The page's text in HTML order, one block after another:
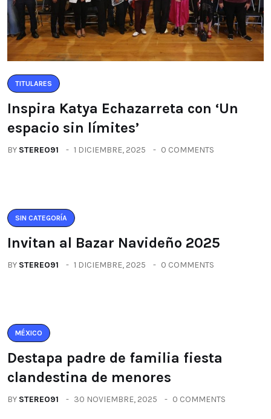
TITULARES
Inspira Katya Echazarreta con ‘Un
espacio sin límites’
BY STEREO91 1 DICIEMBRE, 2025 0 COMMENTS
SIN CATEGORÍA
Invitan al Bazar Navideño 2025
BY STEREO91 1 DICIEMBRE, 2025 0 COMMENTS
MÉXICO
Destapa padre de familia fiesta
clandestina de menores
BY STEREO91 30 NOVIEMBRE, 2025 0 COMMENTS